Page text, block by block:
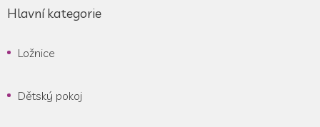
Hlavní kategorie
Ložnice
Dětský pokoj